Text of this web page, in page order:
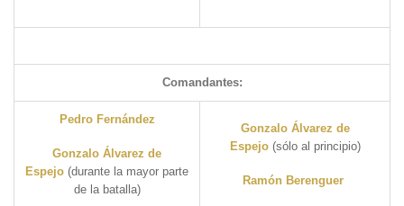
Comandantes:
Pedro Fernández
Gonzalo Álvarez de
Espejo (durante la mayor parte
de la batalla)
Gonzalo Álvarez de
Espejo (sólo al principio)
Ramón Berenguer